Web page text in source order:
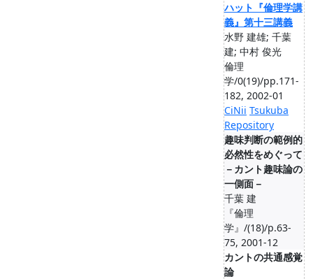
ハット『倫理学講
義』第十三講義
水野 建雄; 千葉
建; 中村 俊光
倫理
学/0(19)/pp.171-
182, 2002-01
CiNii Tsukuba
Repository
趣味判断の範例的
必然性をめぐって
－カント趣味論の
一側面－
千葉 建
『倫理
学』/(18)/p.63-
75, 2001-12
カントの共通感覚
論